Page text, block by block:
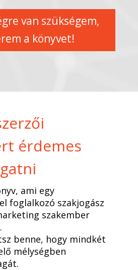
van szükségem,
a könyvet!
érdemes
ami egy
foglalkozó szakjogász
szakember
benne, hogy mindkét
mélységben